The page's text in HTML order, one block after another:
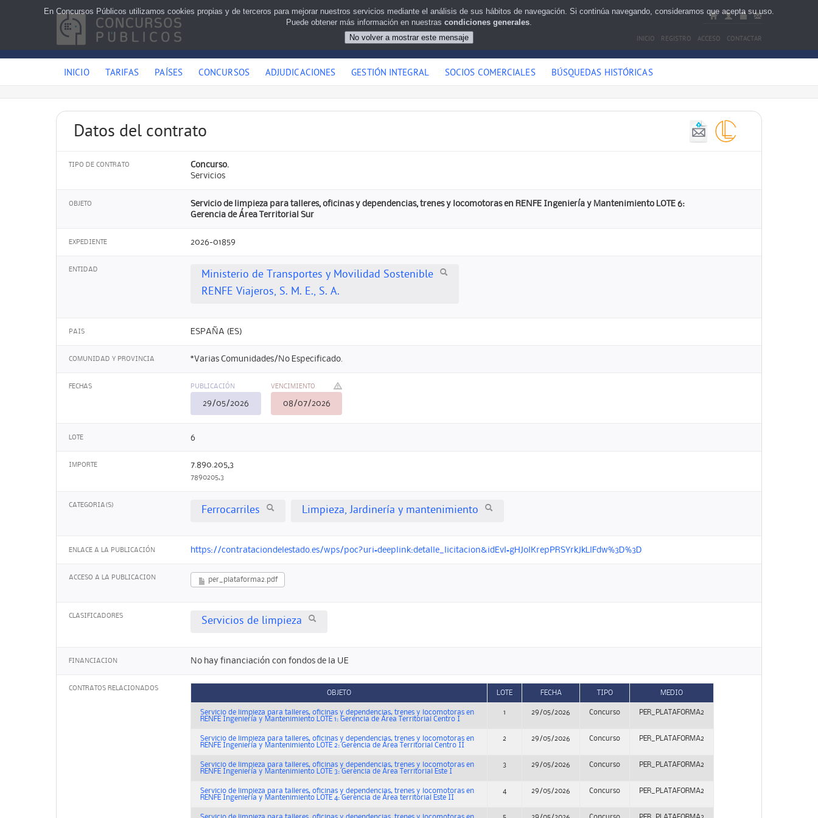
INICIO REGISTRO ACCESO CONTACTAR
INICIO TARIFAS PAÍSES CONCURSOS ADJUDICACIONES GESTIÓN INTEGRAL SOCIOS COMERCIALES BÚSQUEDAS HISTÓRICAS
Datos del contrato
TIPO DE CONTRATO
Concurso.
Servicios
OBJETO
Servicio de limpieza para talleres, oficinas y dependencias, trenes y locomotoras en RENFE Ingeniería y Mantenimiento LOTE 6:
Gerencia de Área Territorial Sur
EXPEDIENTE 2026-01859
ENTIDAD
Ministerio de Transportes y Movilidad Sostenible
RENFE Viajeros, S. M. E., S. A.
PAIS ESPAÑA (ES)
COMUNIDAD Y PROVINCIA *Varias Comunidades/No Especificado.
FECHAS PUBLICACIÓN
29/05/2026
VENCIMIENTO
08/07/2026
LOTE 6
IMPORTE 7.890.205,3
7890205,3
CATEGORIA(S) Ferrocarriles Limpieza, Jardinería y mantenimiento
ENLACE A LA PUBLICACIÓN https://contrataciondelestado.es/wps/poc?uri=deeplink:detalle_licitacion&idEvl=gHJolKrepPRSYrkJkLlFdw%3D%3D
ACCESO A LA PUBLICACION per_plataforma2.pdf
CLASIFICADORES Servicios de limpieza
FINANCIACION No hay financiación con fondos de la UE
CONTRATOS RELACIONADOS
OBJETO LOTE FECHA TIPO MEDIO
Servicio de limpieza para talleres, oficinas y dependencias, trenes y locomotoras en
RENFE Ingeniería y Mantenimiento LOTE 1: Gerencia de Área Territorial Centro I
1 29/05/2026 Concurso PER_PLATAFORMA2
Servicio de limpieza para talleres, oficinas y dependencias, trenes y locomotoras en
RENFE Ingeniería y Mantenimiento LOTE 2: Gerencia de Área Territorial Centro II
2 29/05/2026 Concurso PER_PLATAFORMA2
Servicio de limpieza para talleres, oficinas y dependencias, trenes y locomotoras en
RENFE Ingeniería y Mantenimiento LOTE 3: Gerencia de Área Territorial Este I
3 29/05/2026 Concurso PER_PLATAFORMA2
Servicio de limpieza para talleres, oficinas y dependencias, trenes y locomotoras en
RENFE Ingeniería y Mantenimiento LOTE 4: Gerencia de Área territorial Este II
4 29/05/2026 Concurso PER_PLATAFORMA2
En Concursos Públicos utilizamos cookies propias y de terceros para mejorar nuestros servicios mediante el análisis de sus hábitos de navegación. Si continúa navegando, consideramos que acepta su uso.
Puede obtener más información en nuestras condiciones generales.